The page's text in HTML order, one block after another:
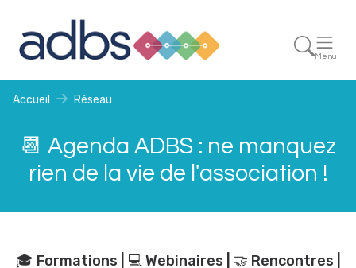
Menu
Accueil Réseau
📆 Agenda ADBS : ne manquez
rien de la vie de l'association !
🎓 Formations | 💻 Webinaires | 🤝 Rencontres |